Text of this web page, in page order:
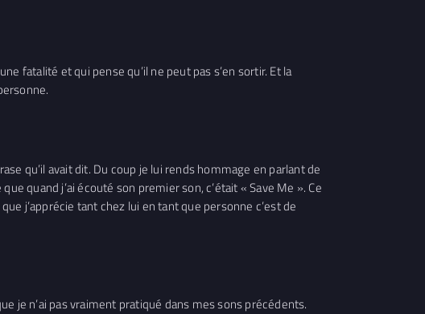
fatalité et qui pense qu’il ne peut pas s’en sortir. Et la
qu’il avait dit. Du coup je lui rends hommage en parlant de
quand j’ai écouté son premier son, c’était « Save Me ». Ce
j’apprécie tant chez lui en tant que personne c’est de
je n’ai pas vraiment pratiqué dans mes sons précédents.